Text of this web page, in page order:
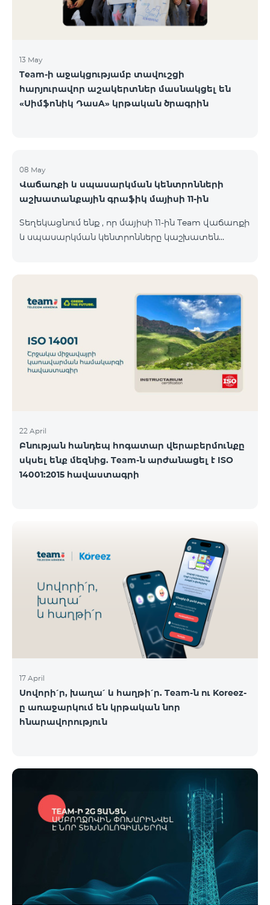
13 May
Team-ի աջակցությամբ տավուշցի
հարյուրավոր աշակերտներ մասնակցել են
«Սիմֆոնիկ ԴասA» կրթական ծրագրին
08 May
Վաճառքի և սպասարկման կենտրոնների
աշխատանքային գրաֆիկ մայիսի 11-ին
Տեղեկացնում ենք , որ մայիսի 11-ին Team վաճառքի
և սպասարկման կենտրոնները կաշխատեն
Բնականուն գրաֆիկը Մայիսի 11-ի փոփոխված
գրաֆիկը Երևան Կիլիկիա 09:00-18:00 09:00-17:00
Երևան Անդրանիկ 09:00-18:00 09:00-17:00 Երևան
ՀԱԹ 09:00-20:00 09:00-17:00 Երևան Ազատություն
09:00-19:00 09:00-17:00 Երևան Կոմիտաս 1 09:00-
19:00 09:00-17:00 Երևան Դավիթաշեն 09:00-20:00
22 April
Բնության հանդեպ հոգատար վերաբերմունքը
սկսել ենք մեզնից. Team-ն արժանացել է ISO
14001:2015 հավաստագրի
17 April
Սովորի՛ր, խաղա՛ և հաղթի՛ր. Team-ն ու Koreez-
ը առաջարկում են կրթական նոր
հնարավորություն